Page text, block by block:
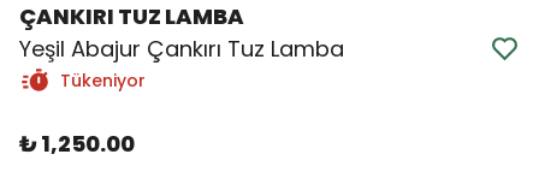
ÇANKIRI TUZ LAMBA
Yeşil Abajur Çankırı Tuz Lamba
Tükeniyor
₺ 1,250.00